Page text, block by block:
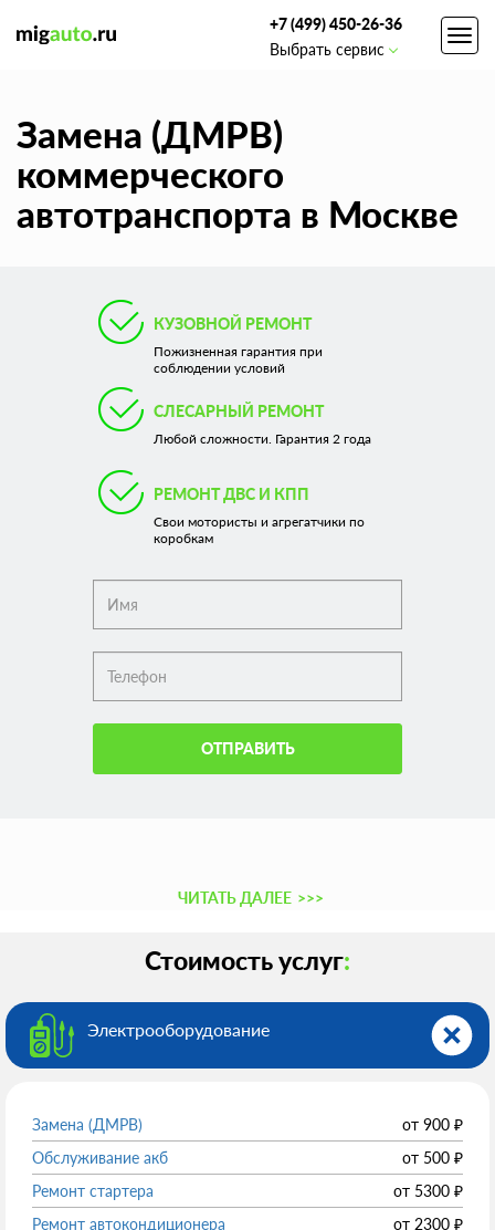
+7 (499) 450-26-36
Выбрать сервис
Замена (ДМРВ)
коммерческого
автотранспорта в Москве
КУЗОВНОЙ РЕМОНТ
Пожизненная гарантия при
соблюдении условий
СЛЕСАРНЫЙ РЕМОНТ
Любой сложности. Гарантия 2 года
РЕМОНТ ДВС И КПП
Свои мотористы и агрегатчики по
коробкам
ОТПРАВИТЬ
ЧИТАТЬ ДАЛЕЕ >>>
Стоимость услуг:
Электрооборудованиe
Замена (ДМРВ) от 900 ₽
Обслуживание акб
от 500 ₽
Ремонт стартера
от 5300 ₽
Ремонт автокондиционера
от 2300 ₽